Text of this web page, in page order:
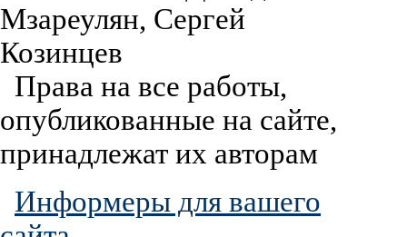
Мзареулян, Сергей
Козинцев
Права на все работы,
опубликованные на сайте,
принадлежат их авторам
Информеры для вашего